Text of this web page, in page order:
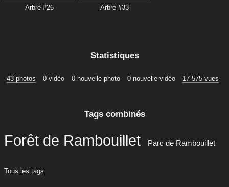
Arbre #26 Arbre #33
Statistiques
43 photos 0 vidéo 0 nouvelle photo 0 nouvelle vidéo 17 575 vues
Tags combinés
Forêt de Rambouillet Parc de Rambouillet
Tous les tags